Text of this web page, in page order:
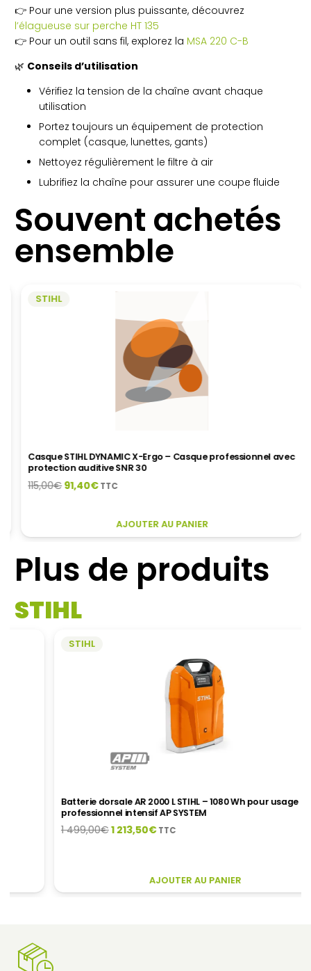
👉 Pour une version plus puissante, découvrez
l’élagueuse sur perche HT 135
👉 Pour un outil sans fil, explorez la MSA 220 C-B
🌿 Conseils d’utilisation
Vérifiez la tension de la chaîne avant chaque
utilisation
Portez toujours un équipement de protection
complet (casque, lunettes, gants)
Nettoyez régulièrement le filtre à air
Lubrifiez la chaîne pour assurer une coupe fluide
Souvent achetés
ensemble
PRODUIT
PLUSIEURS
VARIATIONS.
OPTIONS
STIHL
Casque STIHL DYNAMIC X-Ergo – Casque professionnel avec
protection auditive SNR 30
115,00€Le
91,40€Le
TTC
AJOUTER AU PANIER
Plus de produits
STIHL
Batterie dorsale AR 2000 L STIHL – 1080 Wh pour usage
professionnel intensif AP SYSTEM
€Le
1
1 213,50€Le
1
TTC
AJOUTER AU PANIER